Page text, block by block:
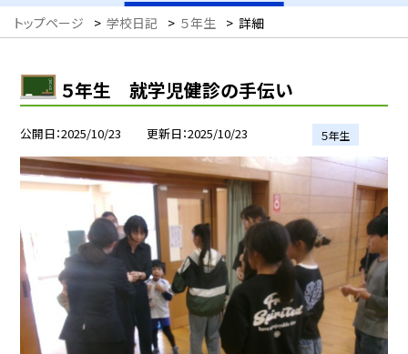
トップページ > 学校日記 > ５年生 > 詳細
５年生 就学児健診の手伝い
公開日 2025/10/23 更新日 2025/10/23 ５年生